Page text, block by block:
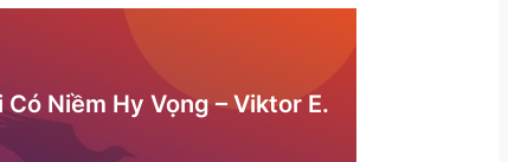
Niềm Hy Vọng – Viktor E.